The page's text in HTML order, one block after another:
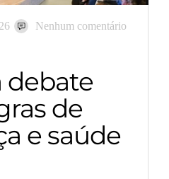
Nenhum comentário
debate
de
e saúde